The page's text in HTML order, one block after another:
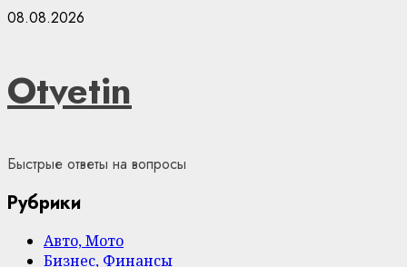
Skip
08.08.2026
Otvetin
Быстрые ответы на вопросы
Рубрики
Авто, Мото
Бизнес, Финансы